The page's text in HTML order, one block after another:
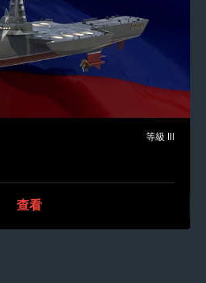
等級 III
查看